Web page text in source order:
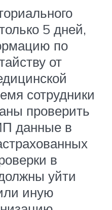
5 дней,
по
от
сотрудники
проверить
данные в
в
уйти
иную